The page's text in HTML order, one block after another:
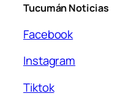
Tucumán Noticias
Facebook
Instagram
Tiktok